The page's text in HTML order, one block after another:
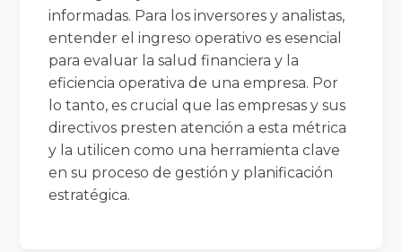
informadas. Para los inversores y analistas,
entender el ingreso operativo es esencial
para evaluar la salud financiera y la
eficiencia operativa de una empresa. Por
lo tanto, es crucial que las empresas y sus
directivos presten atención a esta métrica
y la utilicen como una herramienta clave
en su proceso de gestión y planificación
estratégica.